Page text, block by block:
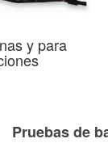
y para
Pruebas de